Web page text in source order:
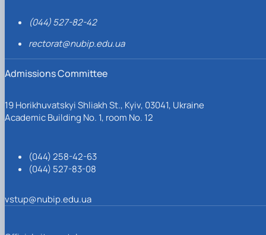
(044) 527-82-42
rectorat@nubip.edu.ua
Admissions Committee
19 Horikhuvatskyi Shliakh St., Kyiv, 03041, Ukraine
Academic Building No. 1, room No. 12
(044) 258-42-63
(044) 527-83-08
vstup@nubip.edu.ua